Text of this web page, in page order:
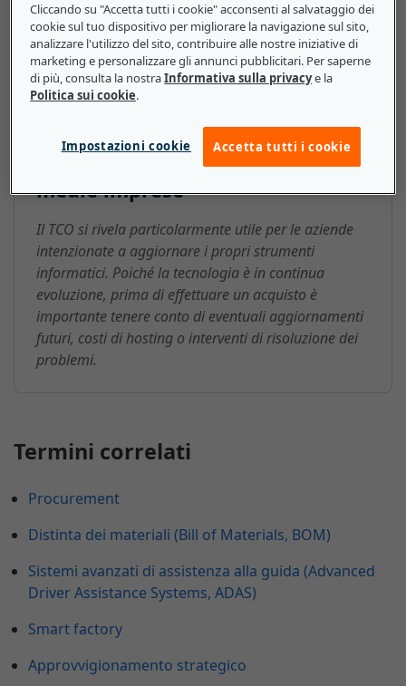
ottenere il costo totale.
Costo totale di proprietà (Total
Cost of Ownership, TCO): ecco
cosa devono sapere le piccole e
medie imprese
Il TCO si rivela particolarmente utile per le aziende
intenzionate a aggiornare i propri strumenti
informatici. Poiché la tecnologia è in continua
evoluzione, prima di effettuare un acquisto è
importante tenere conto di eventuali aggiornamenti
futuri, costi di hosting o interventi di risoluzione dei
problemi.
Termini correlati
Procurement
Distinta dei materiali (Bill of Materials, BOM)
Sistemi avanzati di assistenza alla guida (Advanced
Driver Assistance Systems, ADAS)
Smart factory
Approvvigionamento strategico
Cliccando su "Accetta tutti i cookie" acconsenti al salvataggio dei
cookie sul tuo dispositivo per migliorare la navigazione sul sito,
analizzare l'utilizzo del sito, contribuire alle nostre iniziative di
marketing e personalizzare gli annunci pubblicitari. Per saperne
di più, consulta la nostraInformativa sulla privacye la
Politica sui cookie.
Impostazioni cookie Accetta tutti i cookie